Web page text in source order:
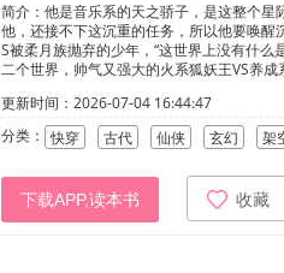
简介：他是音乐系的天之骄子，是这整个
他，还接不下这沉重的任务，所以他要唤
S被柔月族抛弃的少年，“这世界上没有什
二个世界，帅气又强大的火系狐妖王VS养
敬请期待吧！我将玫瑰藏于身后时刻期盼与
更新时间：2026-07-04 16:44:47
分类： 快穿 古代 仙侠 玄幻 架
下载APP,读本书 收藏